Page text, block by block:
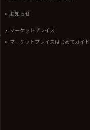
お知らせ
マーケットプレイス
マーケットプレイスはじめてガイド